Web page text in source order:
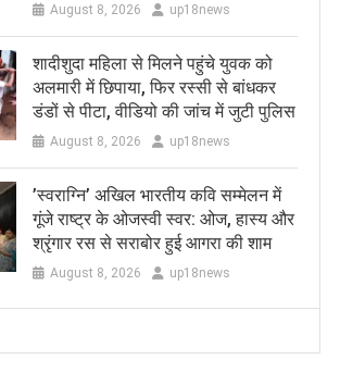
August 8, 2026 up18news
शादीशुदा महिला से मिलने पहुंचे युवक को
अलमारी में छिपाया, फिर रस्सी से बांधकर
डंडों से पीटा, वीडियो की जांच में जुटी पुलिस
August 8, 2026 up18news
​’स्वराग्नि’ अखिल भारतीय कवि सम्मेलन में
गूंजे राष्ट्र के ओजस्वी स्वर: ओज, हास्य और
श्रृंगार रस से सराबोर हुई आगरा की शाम
August 8, 2026 up18news